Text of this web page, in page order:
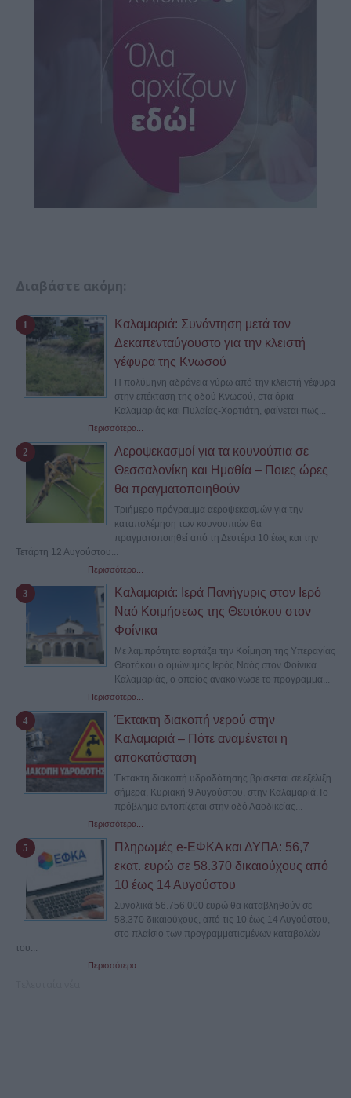
Διαβάστε ακόμη:
Καλαμαριά: Συνάντηση μετά τον
Δεκαπενταύγουστο για την κλειστή
γέφυρα της Κνωσού
Η πολύμηνη αδράνεια γύρω από την κλειστή γέφυρα
στην επέκταση της οδού Κνωσού, στα όρια
Καλαμαριάς και Πυλαίας-Χορτιάτη, φαίνεται πως...
Περισσότερα...
Αεροψεκασμοί για τα κουνούπια σε
Θεσσαλονίκη και Ημαθία – Ποιες ώρες
θα πραγματοποιηθούν
Τριήμερο πρόγραμμα αεροψεκασμών για την
καταπολέμηση των κουνουπιών θα
πραγματοποιηθεί από τη Δευτέρα 10 έως και την
Τετάρτη 12 Αυγούστου...
Περισσότερα...
Καλαμαριά: Ιερά Πανήγυρις στον Ιερό
Ναό Κοιμήσεως της Θεοτόκου στον
Φοίνικα
Με λαμπρότητα εορτάζει την Κοίμηση της Υπεραγίας
Θεοτόκου ο ομώνυμος Ιερός Ναός στον Φοίνικα
Καλαμαριάς, ο οποίος ανακοίνωσε το πρόγραμμα...
Περισσότερα...
Έκτακτη διακοπή νερού στην
Καλαμαριά – Πότε αναμένεται η
αποκατάσταση
Έκτακτη διακοπή υδροδότησης βρίσκεται σε εξέλιξη
σήμερα, Κυριακή 9 Αυγούστου, στην Καλαμαριά.Το
πρόβλημα εντοπίζεται στην οδό Λαοδικείας...
Περισσότερα...
Πληρωμές e-ΕΦΚΑ και ΔΥΠΑ: 56,7
εκατ. ευρώ σε 58.370 δικαιούχους από
10 έως 14 Αυγούστου
Συνολικά 56.756.000 ευρώ θα καταβληθούν σε
58.370 δικαιούχους, από τις 10 έως 14 Αυγούστου,
στο πλαίσιο των προγραμματισμένων καταβολών
του...
Περισσότερα...